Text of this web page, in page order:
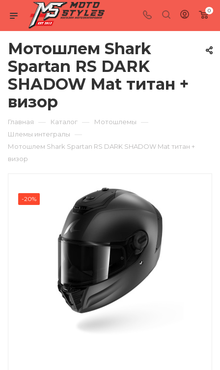
0
Мотошлем Shark
Spartan RS DARK
SHADOW Mat титан +
визор
Главная — Каталог — Мотошлемы —
Шлемы интегралы —
Мотошлем Shark Spartan RS DARK SHADOW Mat титан +
визор
-20%